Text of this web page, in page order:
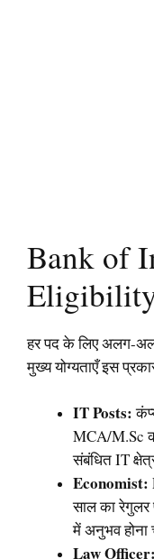
Bank of
हर पद के लिए अलग-
मुख्य योग्यताएँ इस
IT Posts:
MCA/M.Sc
संबंधित IT
Economist:
साल का
में अनुभव होना
Law Officer: